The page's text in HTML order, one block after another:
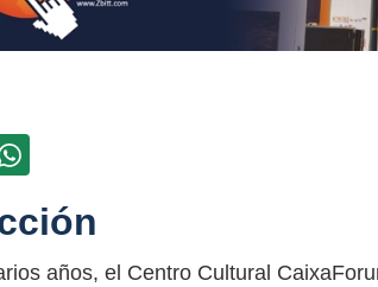
años, el Centro Cultural